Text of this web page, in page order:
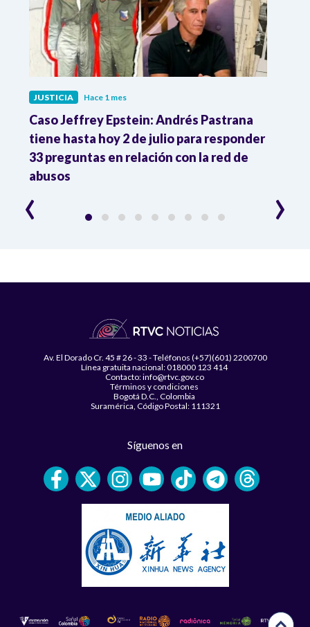
JUSTICIA Hace 1 mes
Caso Jeffrey Epstein: Andrés Pastrana
tiene hasta hoy 2 de julio para responder
33 preguntas en relación con la red de
abusos
‹ ›
Av. El Dorado Cr. 45 # 26 - 33 - Teléfonos (+57)(601) 2200700
Línea gratuita nacional: 018000 123 414
Contacto: info@rtvc.gov.co
Términos y condiciones
Bogotá D.C., Colombia
Suramérica, Código Postal: 111321
Síguenos en